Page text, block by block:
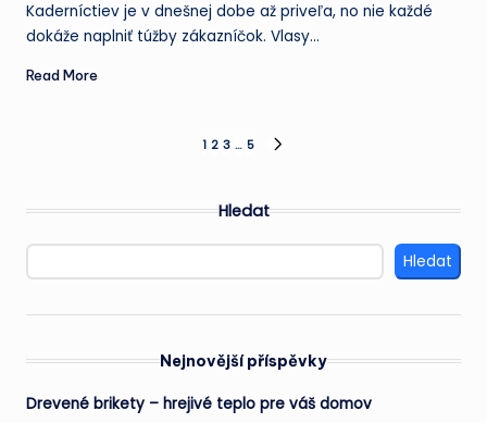
Kaderníctiev je v dnešnej dobe až priveľa, no nie každé
dokáže naplniť túžby zákazníčok. Vlasy…
Read More
Stránkování
1 2 3 … 5
Hledat
Hledat
Nejnovější příspěvky
Drevené brikety – hrejivé teplo pre váš domov